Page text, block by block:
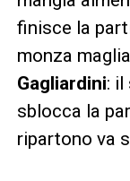
finisce la
monza
Gagliardini: il
sblocca la
ripartono va